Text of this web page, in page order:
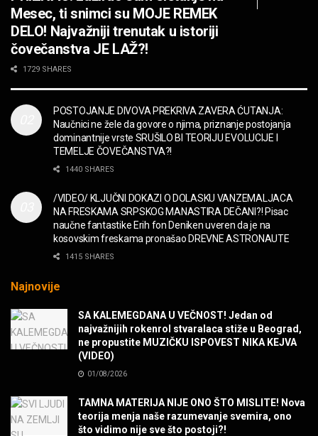
OPASNO! ZZ TOP – Beer Drinkers and
Hellraisers
MUZIKA
“Missin’ Yo’ Kissin'” BILLY ZZ TOP
MUZIKA
FILM
MUZIKA
POVRATAK Iron Maiden The Writing On The Wall
SENIDAHHH!
Mesec, ti snimci su MOJE REMEK
DELO! Najvažniji trenutak u istoriji
čovečanstva JE LAŽ?!
1729 SHARES
POSTOJANJE DIVOVA PREKRIVA ZAVERA ĆUTANJA:
Naučnici ne žele da govore o njima, priznanje postojanja
dominantnije vrste SRUŠILO BI TEORIJU EVOLUCIJE I
TEMELJE ČOVEČANSTVA?!
1440 SHARES
/VIDEO/ KLJUČNI DOKAZI O DOLASKU VANZEMALJACA
NA FRESKAMA SRPSKOG MANASTIRA DEČANI?! Pisac
naučne fantastike Erih fon Deniken uveren da je na
kosovskim freskama pronašao DREVNE ASTRONAUTE
1415 SHARES
Najnovije
SA KALEMEGDANA U VEČNOST! Jedan od
najvažnijih rokenrol stvaralaca stiže u Beograd,
ne propustite MUZIČKU ISPOVEST NIKA KEJVA
(VIDEO)
01/08/2026
TAMNA MATERIJA NIJE ONO ŠTO MISLITE! Nova
teorija menja naše razumevanje svemira, ono
što vidimo nije sve što postoji?!